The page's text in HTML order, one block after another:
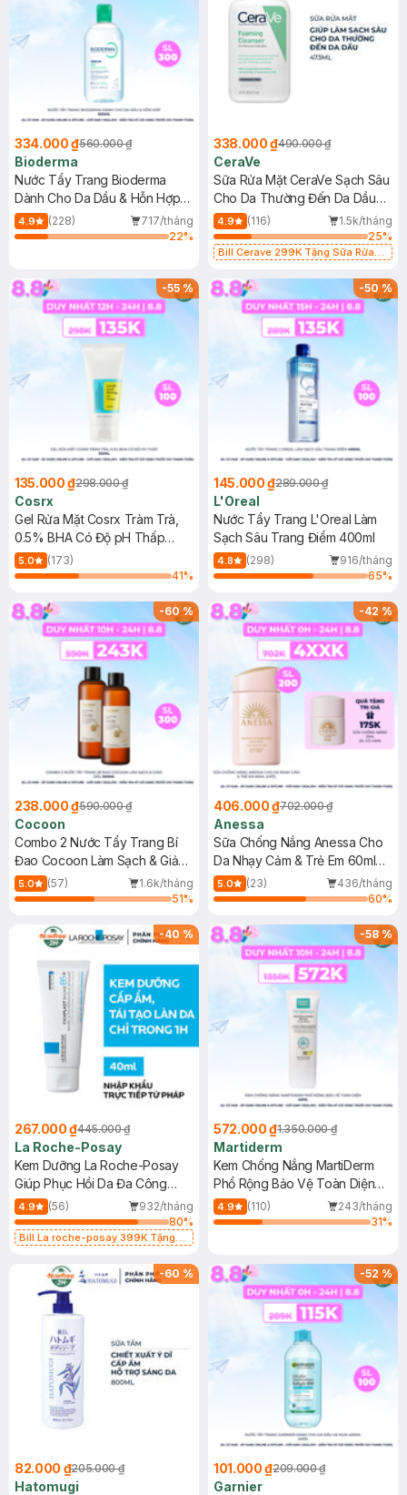
334.000 ₫560.000 ₫
Bioderma
Nước Tẩy Trang Bioderma
Dành Cho Da Dầu & Hỗn Hợp
500ml
4.9 (228)
717/tháng
22%
338.000 ₫490.000 ₫
CeraVe
Sữa Rửa Mặt CeraVe Sạch Sâu
Cho Da Thường Đến Da Dầu
473ml
4.9 (116)
1.5k/tháng
25%
Bill Cerave 299K Tặng Sữa Rửa
-55%
135.000 ₫298.000 ₫
Cosrx
Gel Rửa Mặt Cosrx Tràm Trà,
0.5% BHA Có Độ pH Thấp
150ml
5.0
(173)
41%
-50%
145.000 ₫289.000 ₫
L'Oreal
Nước Tẩy Trang L'Oreal Làm
Sạch Sâu Trang Điểm 400ml
4.8 (298)
916/tháng
65%
-60%
238.000 ₫590.000 ₫
Cocoon
Combo 2 Nước Tẩy Trang Bí
Đao Cocoon Làm Sạch & Giảm
Dầu 500ml
5.0 (57)
1.6k/tháng
51%
-42%
406.000 ₫702.000 ₫
Anessa
Sữa Chống Nắng Anessa Cho
Da Nhạy Cảm & Trẻ Em 60ml
(Mới)
5.0 (23)
436/tháng
60%
-40 %
267.000 ₫445.000 ₫
La Roche-Posay
Kem Dưỡng La Roche-Posay
Giúp Phục Hồi Da Đa Công
Dụng 40ml
4.9 (56)
932/tháng
80%
Bill La roche-posay 399K Tặng
(SL có hạn)
-58%
572.000 ₫1.350.000 ₫
Martiderm
Kem Chống Nắng MartiDerm
Phổ Rộng Bảo Vệ Toàn Diện
40ml
4.9 (110)
243/tháng
31%
-60 %
82.000 ₫205.000 ₫
Hatomugi
-52%
101.000 ₫209.000 ₫
Garnier